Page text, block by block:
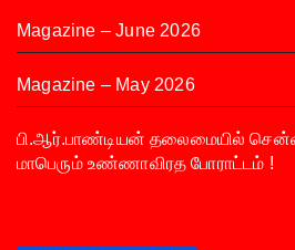
Magazine – June 2026
Magazine – May 2026
பி.ஆர்.பாண்டியன் தலைமையில்
மாபெரும் உண்ணாவிரத போராட்டம் !